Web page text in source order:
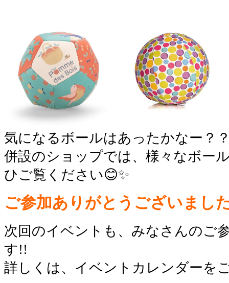
気になるボールはあったかなー？
併設のショップでは、様々なボー
ひご覧ください😊✨
ご参加ありがとうございまし
次回のイベントも、みなさんのご
す!!
詳しくは、イベントカレンダーを